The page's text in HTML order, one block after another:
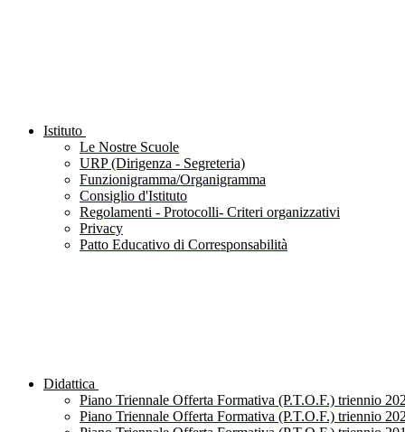
Istituto
Le Nostre Scuole
URP (Dirigenza - Segreteria)
Funzionigramma/Organigramma
Consiglio d'Istituto
Regolamenti - Protocolli- Criteri organizzativi
Privacy
Patto Educativo di Corresponsabilità
Didattica
Piano Triennale Offerta Formativa (P.T.O.F.) triennio
Piano Triennale Offerta Formativa (P.T.O.F.) triennio